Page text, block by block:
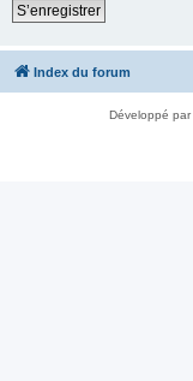
S’enregistrer
Index du forum
Développé par